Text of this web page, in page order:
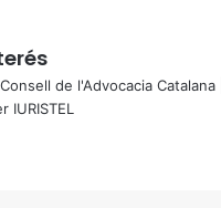
de l'Advocacia Catalana |
IURISTEL